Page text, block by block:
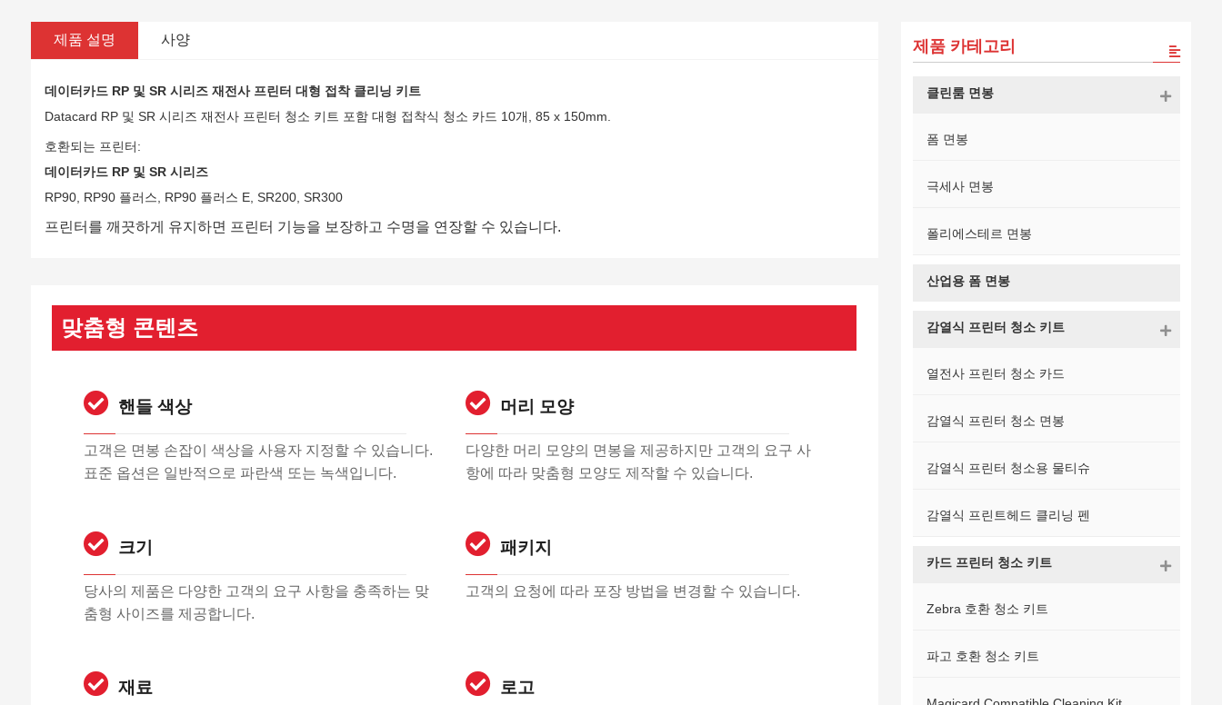
제품 설명 사양
데이터카드 RP 및 SR 시리즈 재전사 프린터 대형 접착 클리닝 키트
Datacard RP 및 SR 시리즈 재전사 프린터 청소 키트 포함 대형 접착식 청소 카드 10개, 85 x 150mm.
호환되는 프린터:
데이터카드 RP 및 SR 시리즈
RP90, RP90 플러스, RP90 플러스 E, SR200, SR300
프린터를 깨끗하게 유지하면 프린터 기능을 보장하고 수명을 연장할 수 있습니다.
맞춤형 콘텐츠
핸들 색상
고객은 면봉 손잡이 색상을 사용자 지정할 수 있습니다.
표준 옵션은 일반적으로 파란색 또는 녹색입니다.
머리 모양
다양한 머리 모양의 면봉을 제공하지만 고객의 요구 사
항에 따라 맞춤형 모양도 제작할 수 있습니다.
크기
당사의 제품은 다양한 고객의 요구 사항을 충족하는 맞
춤형 사이즈를 제공합니다.
패키지
고객의 요청에 따라 포장 방법을 변경할 수 있습니다.
재료 로고
제품 카테고리
클린룸 면봉
폼 면봉
극세사 면봉
폴리에스테르 면봉
산업용 폼 면봉
감열식 프린터 청소 키트
열전사 프린터 청소 카드
감열식 프린터 청소 면봉
감열식 프린터 청소용 물티슈
감열식 프린트헤드 클리닝 펜
카드 프린터 청소 키트
Zebra 호환 청소 키트
파고 호환 청소 키트